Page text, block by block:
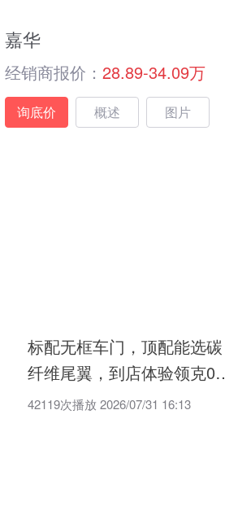
嘉华
经销商报价： 28.89-34.09万
询底价 概述 图片
标配无框车门，顶配能选碳
纤维尾翼，到店体验领克07
EM-P
42119次播放 2026/07/31 16:13